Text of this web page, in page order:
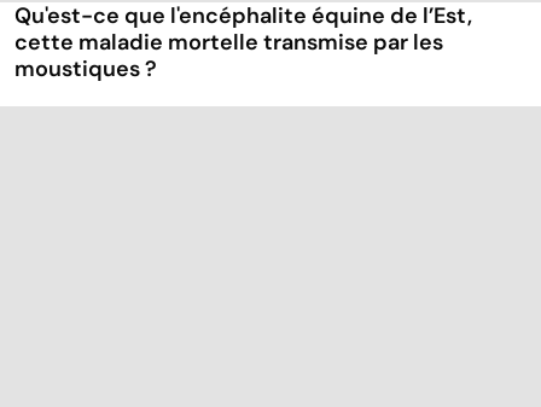
Qu'est-ce que l'encéphalite équine de l’Est,
cette maladie mortelle transmise par les
moustiques ?